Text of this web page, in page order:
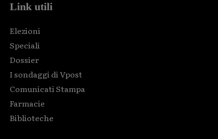
Link utili
Elezioni
Speciali
Dossier
I sondaggi di Vpost
Comunicati Stampa
Farmacie
Biblioteche